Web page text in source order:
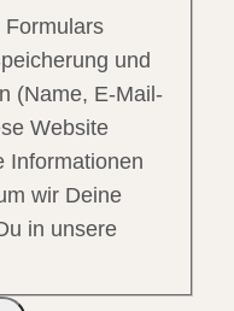
und
(Name, E-Mail-
Website
Informationen
wir Deine
in unsere